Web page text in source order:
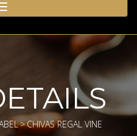
Toggle
navigation
>CHIVAS REGAL VINE